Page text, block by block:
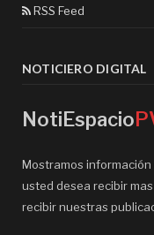
RSS Feed
NOTICIERO DIGITAL
NotiEspacio
Mostramos
usted desea recibir
recibir nuestras